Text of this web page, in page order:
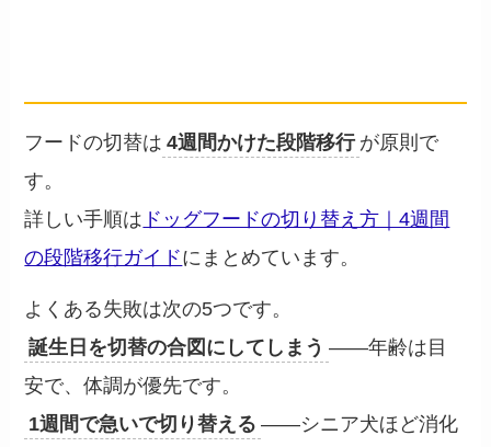
フードの切替は 4週間かけた段階移行 が原則で
す。
詳しい手順は ドッグフードの切り替え方｜4週間
の段階移行ガイドにまとめています。
よくある失敗は次の5つです。
誕生日を切替の合図にしてしまう ——年齢は目
安で、体調が優先です。
1週間で急いで切り替える ——シニア犬ほど消化